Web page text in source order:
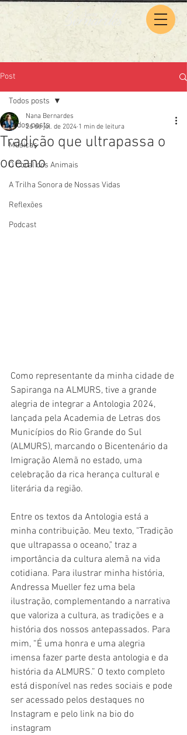
Post
Todos posts
Músicas
O Coral dos Animais
A Trilha Sonora de Nossas Vidas
Reflexões
Podcast
Todos posts
Tradição que ultrapassa o
oceano
Nana Bernardes
26 de jul. de 2024 1 min de leitura
Como representante da minha cidade de
Sapiranga na ALMURS, tive a grande
alegria de integrar a Antologia 2024,
lançada pela Academia de Letras dos
Municípios do Rio Grande do Sul
(ALMURS), marcando o Bicentenário da
Imigração Alemã no estado, uma
celebração da rica herança cultural e
literária da região.
Entre os textos da Antologia está a
minha contribuição. Meu texto, "Tradição
que ultrapassa o oceano," traz a
importância da cultura alemã na vida
cotidiana. Para ilustrar minha história,
Andressa Mueller fez uma bela
ilustração, complementando a narrativa
que valoriza a cultura, as tradições e a
história dos nossos antepassados. Para
mim, “É uma honra e uma alegria
imensa fazer parte desta antologia e da
história da ALMURS.” O texto completo
está disponível nas redes sociais e pode
ser acessado pelos destaques no
Instagram e pelo link na bio do
instagram